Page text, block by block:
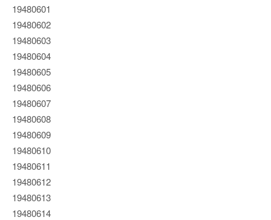
19480601
19480602
19480603
19480604
19480605
19480606
19480607
19480608
19480609
19480610
19480611
19480612
19480613
19480614